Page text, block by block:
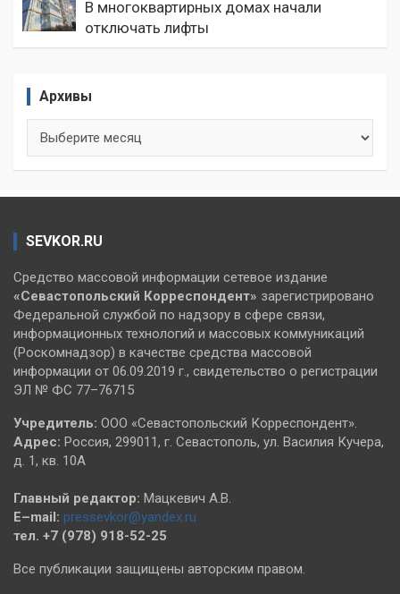
В многоквартирных домах начали
отключать лифты
Архивы
SEVKOR.RU
Средство массовой информации сетевое издание
«Севастопольский Корреспондент» зарегистрировано
Федеральной службой по надзору в сфере связи,
информационных технологий и массовых коммуникаций
(Роскомнадзор) в качестве средства массовой
информации от 06.09.2019 г., свидетельство о регистрации
ЭЛ № ФС 77–76715
Учредитель: ООО «Севастопольский Корреспондент».
Адрес: Россия, 299011, г. Севастополь, ул. Василия Кучера,
д. 1, кв. 10А
Главный редактор: Мацкевич А.В.
E–mail: pressevkor@yandex.ru
тел. +7 (978) 918-52-25
Все публикации защищены авторским правом.